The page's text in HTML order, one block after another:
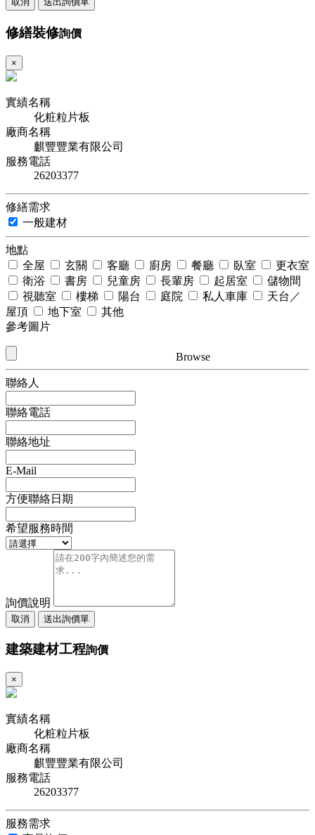
修繕裝修詢價
×
實績名稱
化粧粒片板
廠商名稱
麒豐豐業有限公司
服務電話
26203377
修繕需求
一般建材
地點
全屋
玄關 客廳 廚房 餐廳 臥室
更衣室
衛浴
書房 兒童房 長輩房 起居室
儲物間
視聽室
樓梯 陽台 庭院 私人車庫
天台／
屋頂
地下室
其他
參考圖片
Browse
聯絡人
聯絡電話
聯絡地址
E-Mail
方便聯絡日期
希望服務時間
詢價說明
取消 送出詢價單
建築建材工程詢價
×
實績名稱
化粧粒片板
廠商名稱
麒豐豐業有限公司
服務電話
26203377
服務需求